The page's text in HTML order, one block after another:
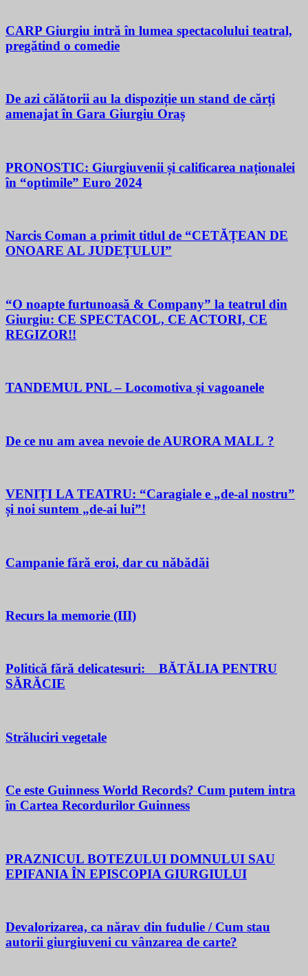
CARP Giurgiu intră în lumea spectacolului teatral,
pregătind o comedie
De azi călătorii au la dispoziție un stand de cărți
amenajat în Gara Giurgiu Oraș
PRONOSTIC: Giurgiuvenii și calificarea naționalei
în “optimile” Euro 2024
Narcis Coman a primit titlul de “CETĂȚEAN DE
ONOARE AL JUDEȚULUI”
“O noapte furtunoasă & Company” la teatrul din
Giurgiu: CE SPECTACOL, CE ACTORI, CE
REGIZOR!!
TANDEMUL PNL – Locomotiva și vagoanele
De ce nu am avea nevoie de AURORA MALL ?
VENIȚI LA TEATRU: “Caragiale e „de-al nostru”
și noi suntem „de-ai lui”!
Campanie fără eroi, dar cu năbădăi
Recurs la memorie (III)
Politică fără delicatesuri: BĂTĂLIA PENTRU
SĂRĂCIE
Străluciri vegetale
Ce este Guinness World Records? Cum putem intra
în Cartea Recordurilor Guinness
PRAZNICUL BOTEZULUI DOMNULUI SAU
EPIFANIA ÎN EPISCOPIA GIURGIULUI
Devalorizarea, ca nărav din fudulie / Cum stau
autorii giurgiuveni cu vânzarea de carte?